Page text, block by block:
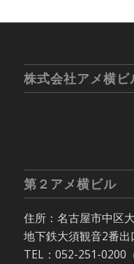
株式会社アメ横ビ
第２アメ横ビル
住所：名古屋市中区
地下鉄大須観音2番出
TEL：052-251-0200